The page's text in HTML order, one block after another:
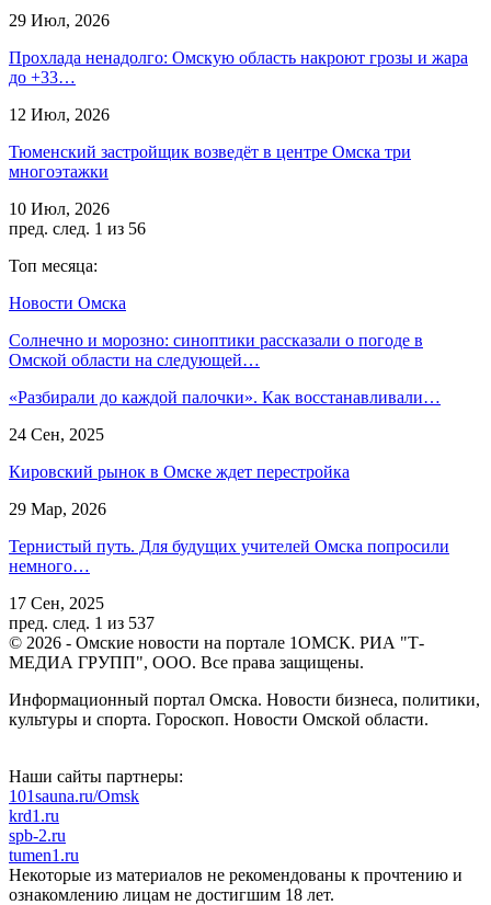
29 Июл, 2026
Прохлада ненадолго: Омскую область накроют грозы и жара
до +33…
12 Июл, 2026
Тюменский застройщик возведёт в центре Омска три
многоэтажки
10 Июл, 2026
пред. след. 1 из 56
Топ месяца:
Новости Омска
Солнечно и морозно: синоптики рассказали о погоде в
Омской области на следующей…
«Разбирали до каждой палочки». Как восстанавливали…
24 Сен, 2025
Кировский рынок в Омске ждет перестройка
29 Мар, 2026
Тернистый путь. Для будущих учителей Омска попросили
немного…
17 Сен, 2025
пред. след. 1 из 537
© 2026 - Омские новости на портале 1ОМСК. РИА "Т-
МЕДИА ГРУПП", ООО. Все права защищены.
Информационный портал Омска. Новости бизнеса, политики,
культуры и спорта. Гороскоп. Новости Омской области.
Наши сайты партнеры:
101sauna.ru/Omsk
krd1.ru
spb-2.ru
tumen1.ru
Некоторые из материалов не рекомендованы к прочтению и
ознакомлению лицам не достигшим 18 лет.